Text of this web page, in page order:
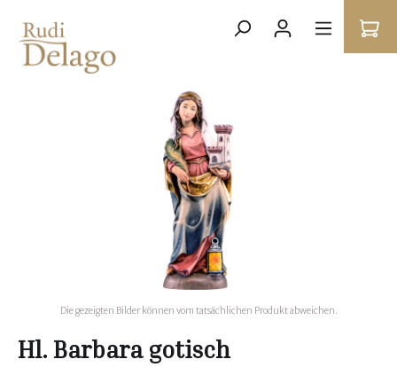
Die gezeigten Bilder können vom tatsächlichen Produkt abweichen.
Hl. Barbara gotisch